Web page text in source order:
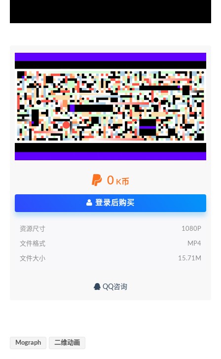
0 K币
登录后购买
资源尺寸 1080P
文件格式 MP4
文件大小 15.71M
QQ咨询
Mograph 二维动画